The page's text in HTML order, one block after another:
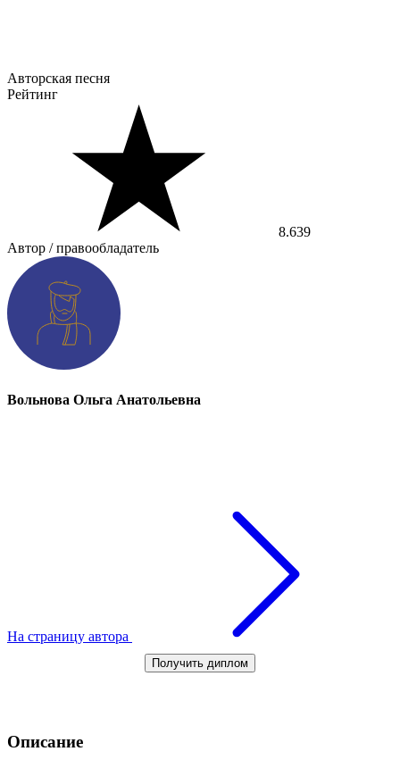
Авторская песня
Рейтинг
8.639
Автор / правообладатель
Вольнова Ольга Анатольевна
На страницу автора
Получить диплом
Описание